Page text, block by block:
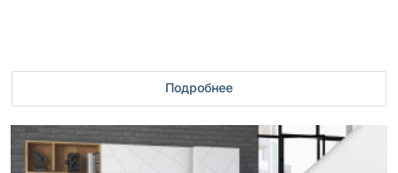
Подробнее